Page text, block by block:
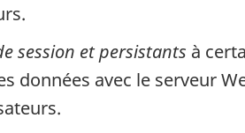
session et persistants à
données avec le serveur